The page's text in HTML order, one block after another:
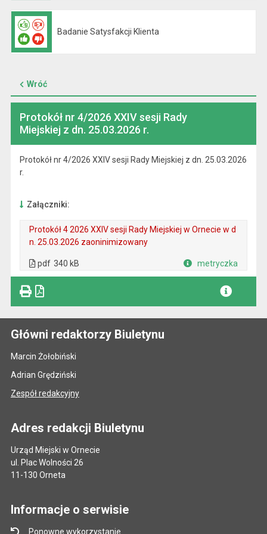
Badanie Satysfakcji Klienta
Wróć
Protokół nr 4/2026 XXIV sesji Rady
Miejskiej z dn. 25.03.2026 r.
Protokół nr 4/2026 XXIV sesji Rady Miejskiej z dn. 25.03.2026
r.
Załączniki:
Protokół 4 2026 XXIV sesji Rady Miejskiej w Ornecie w d
n. 25.03.2026 zaoninimizowany
pdf 340 kB metryczka
Główni redaktorzy Biuletynu
Marcin Żołobiński
Adrian Grędziński
Zespół redakcyjny
Adres redakcji Biuletynu
Urząd Miejski w Ornecie
ul. Plac Wolności 26
11-130 Orneta
Informacje o serwisie
Ponowne wykorzystanie